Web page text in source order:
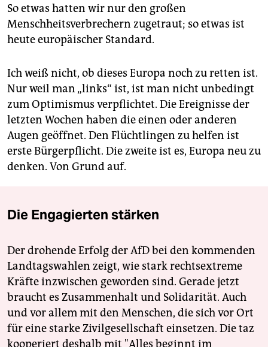
So etwas hatten wir nur den großen
Menschheitsverbrechern zugetraut; so etwas ist
heute europäischer Standard.
Ich weiß nicht, ob dieses Europa noch zu retten ist.
Nur weil man „links“ ist, ist man nicht unbedingt
zum Optimismus verpflichtet. Die Ereignisse der
letzten Wochen haben die einen oder anderen
Augen geöffnet. Den Flüchtlingen zu helfen ist
erste Bürgerpflicht. Die zweite ist es, Europa neu zu
denken. Von Grund auf.
Die Engagierten stärken
Der drohende Erfolg der AfD bei den kommenden
Landtagswahlen zeigt, wie stark rechtsextreme
Kräfte inzwischen geworden sind. Gerade jetzt
braucht es Zusammenhalt und Solidarität. Auch
und vor allem mit den Menschen, die sich vor Ort
für eine starke Zivilgesellschaft einsetzen. Die taz
kooperiert deshalb mit "Alles beginnt im